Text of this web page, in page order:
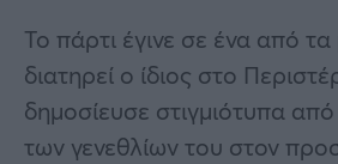
Το πάρτι έγινε σε ένα από
διατηρεί ο ίδιος στο
δημοσίευσε στιγμιότυπα
των γενεθλίων του στον